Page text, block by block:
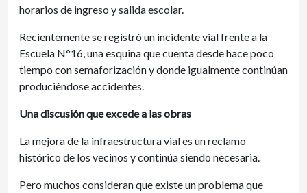
horarios de ingreso y salida escolar.
Recientemente se registró un incidente vial frente a la
Escuela N°16, una esquina que cuenta desde hace poco
tiempo con semaforización y donde igualmente continúan
produciéndose accidentes.
Una discusión que excede a las obras
La mejora de la infraestructura vial es un reclamo
histórico de los vecinos y continúa siendo necesaria.
Pero muchos consideran que existe un problema que